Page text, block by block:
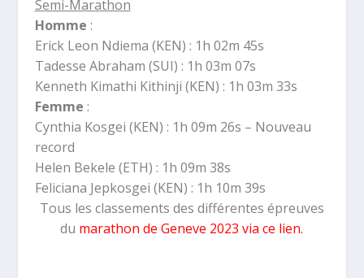
Semi-Marathon
Homme :
Erick Leon Ndiema (KEN) : 1h 02m 45s
Tadesse Abraham (SUI) : 1h 03m 07s
Kenneth Kimathi Kithinji (KEN) : 1h 03m 33s
Femme :
Cynthia Kosgei (KEN) : 1h 09m 26s – Nouveau
record
Helen Bekele (ETH) : 1h 09m 38s
Feliciana Jepkosgei (KEN) : 1h 10m 39s
Tous les classements des différentes épreuves
du marathon de Geneve 2023 via ce lien.